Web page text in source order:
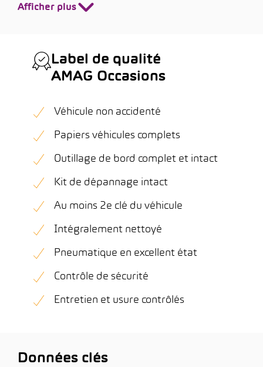
Afficher plus
Label de qualité
AMAG Occasions
Véhicule non accidenté
Papiers véhicules complets
Outillage de bord complet et intact
Kit de dépannage intact
Au moins 2e clé du véhicule
Intégralement nettoyé
Pneumatique en excellent état
Contrôle de sécurité
Entretien et usure contrôlés
Données clés